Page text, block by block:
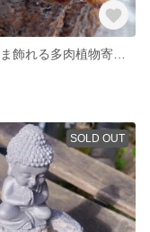
SOLD OUT